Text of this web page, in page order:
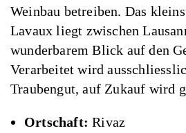
Weinbau betreiben. Das
Lavaux liegt zwischen
wunderbarem Blick auf den
Verarbeitet wird
Traubengut, auf Zukauf wird
Ortschaft: Rivaz